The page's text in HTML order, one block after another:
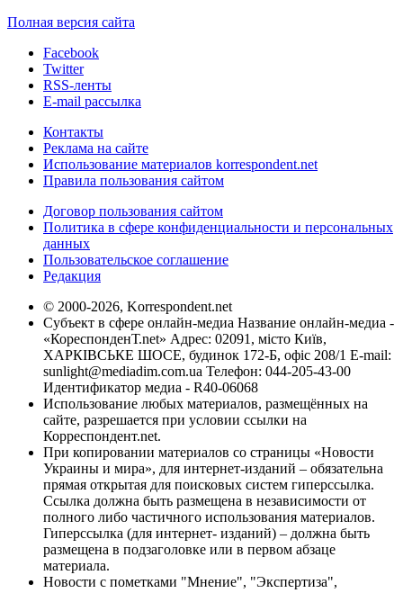
Полная версия сайта
Facebook
Twitter
RSS-ленты
E-mail рассылка
Контакты
Реклама на сайте
Использование материалов korrespondent.net
Правила пользования сайтом
Договор пользования сайтом
Политика в сфере конфиденциальности и персональных
данных
Пользовательское соглашение
Редакция
© 2000-2026, Korrespondent.net
Субъект в сфере онлайн-медиа Название онлайн-медиа -
«КореспонденТ.net» Адрес: 02091, місто Київ,
ХАРКІВСЬКЕ ШОСЕ, будинок 172-Б, офіс 208/1 E-mail:
sunlight@mediadim.com.ua Телефон: 044-205-43-00
Идентификатор медиа - R40-06068
Использование любых материалов, размещённых на
сайте, разрешается при условии ссылки на
Корреспондент.net.
При копировании материалов со страницы «Новости
Украины и мира», для интернет-изданий – обязательна
прямая открытая для поисковых систем гиперссылка.
Ссылка должна быть размещена в независимости от
полного либо частичного использования материалов.
Гиперссылка (для интернет- изданий) – должна быть
размещена в подзаголовке или в первом абзаце
материала.
Новости с пометками "Мнение", "Экспертиза",